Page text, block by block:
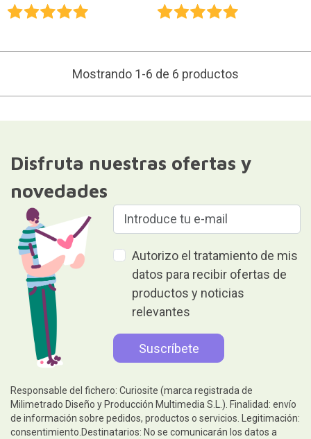
Mostrando 1-6 de 6 productos
Disfruta nuestras ofertas y
novedades
Autorizo el tratamiento de mis
datos para recibir ofertas de
productos y noticias
relevantes
Responsable del fichero: Curiosite (marca registrada de
Milimetrado Diseño y Producción Multimedia S.L.). Finalidad: envío
de información sobre pedidos, productos o servicios. Legitimación:
consentimiento.Destinatarios: No se comunicarán los datos a